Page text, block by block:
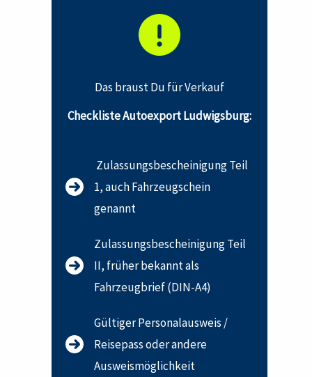
Das braust Du für Verkauf
Checkliste Autoexport Ludwigsburg:
Zulassungsbescheinigung Teil
1, auch Fahrzeugschein
genannt
Zulassungsbescheinigung Teil
II, früher bekannt als
Fahrzeugbrief (DIN-A4)
Gültiger Personalausweis /
Reisepass oder andere
Ausweismöglichkeit